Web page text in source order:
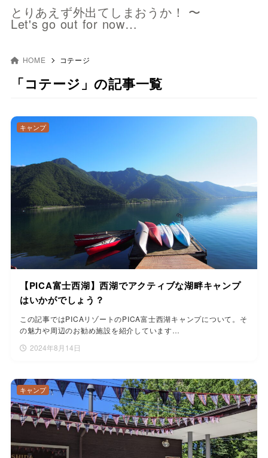
とりあえず外出てしまおうか！ 〜
Let's go out for now…
HOME コテージ
「コテージ」の記事一覧
【PICA富士西湖】西湖でアクティブな湖畔キャンプ
はいかがでしょう？
この記事ではPICAリゾートのPICA富士西湖キャンプについて。そ
の魅力や周辺のお勧め施設を紹介しています…
2024年8月14日
キャンプ
キャンプ